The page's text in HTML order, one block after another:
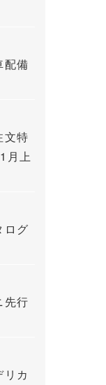
配備
文特
月上
ログ
先行
リカ